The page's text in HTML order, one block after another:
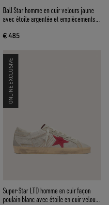
Ball Star homme en cuir velours jaune
avec étoile argentée et empiècements
€ 485
ONLINE EXCLUSIVE
Super-Star LTD homme en cuir façon
poulain blanc avec étoile en cuir velours